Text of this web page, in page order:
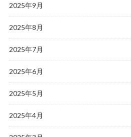
2025年9月
2025年8月
2025年7月
2025年6月
2025年5月
2025年4月